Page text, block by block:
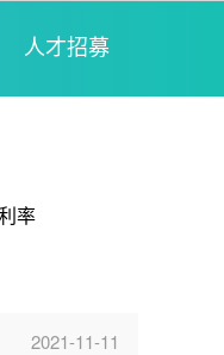
人才招募
率
2021-11-11